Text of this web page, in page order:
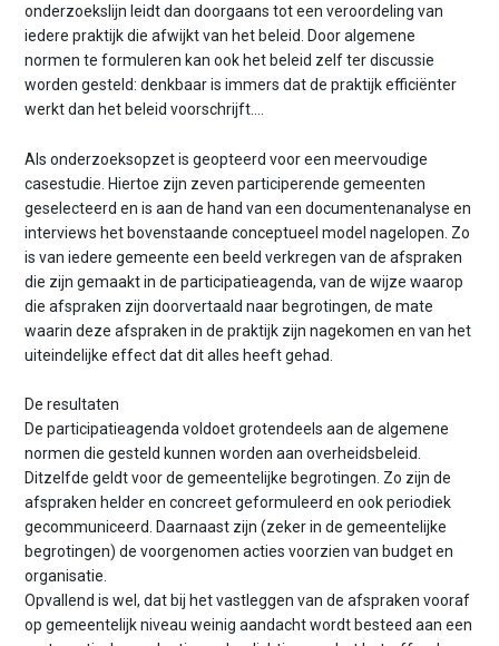
onderzoekslijn leidt dan doorgaans tot een veroordeling van
iedere praktijk die afwijkt van het beleid. Door algemene
normen te formuleren kan ook het beleid zelf ter discussie
worden gesteld: denkbaar is immers dat de praktijk efficiënter
werkt dan het beleid voorschrijft….
Als onderzoeksopzet is geopteerd voor een meervoudige
casestudie. Hiertoe zijn zeven participerende gemeenten
geselecteerd en is aan de hand van een documentenanalyse en
interviews het bovenstaande conceptueel model nagelopen. Zo
is van iedere gemeente een beeld verkregen van de afspraken
die zijn gemaakt in de participatieagenda, van de wijze waarop
die afspraken zijn doorvertaald naar begrotingen, de mate
waarin deze afspraken in de praktijk zijn nagekomen en van het
uiteindelijke effect dat dit alles heeft gehad.
De resultaten
De participatieagenda voldoet grotendeels aan de algemene
normen die gesteld kunnen worden aan overheidsbeleid.
Ditzelfde geldt voor de gemeentelijke begrotingen. Zo zijn de
afspraken helder en concreet geformuleerd en ook periodiek
gecommuniceerd. Daarnaast zijn (zeker in de gemeentelijke
begrotingen) de voorgenomen acties voorzien van budget en
organisatie.
Opvallend is wel, dat bij het vastleggen van de afspraken vooraf
op gemeentelijk niveau weinig aandacht wordt besteed aan een